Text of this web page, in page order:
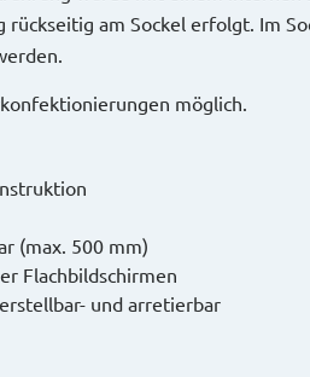
am Sockel erfolgt. Im
möglich.
(max. 500 mm)
Flachbildschirmen
und arretierbar